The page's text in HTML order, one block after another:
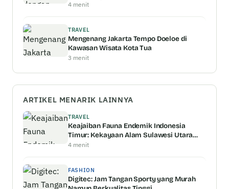
4 menit
TRAVEL
Mengenang Jakarta Tempo Doeloe di
Kawasan Wisata Kota Tua
3 menit
ARTIKEL MENARIK LAINNYA
TRAVEL
Keajaiban Fauna Endemik Indonesia
Timur: Kekayaan Alam Sulawesi Utara
dan Nusa Tenggara
4 menit
FASHION
Digitec: Jam Tangan Sporty yang Murah